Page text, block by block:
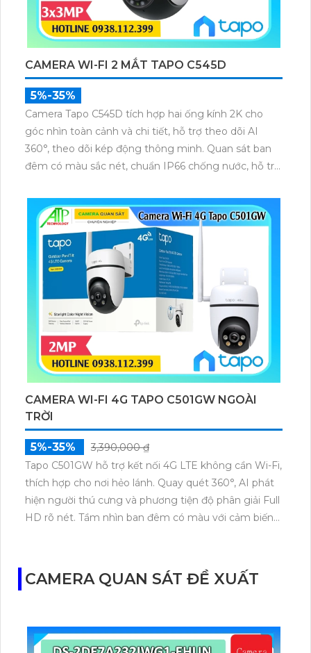
CAMERA WI-FI 2 MẮT TAPO C545D
5%-35%
Camera Tapo C545D tích hợp hai ống kính 2K cho
góc nhìn toàn cảnh và chi tiết, hỗ trợ theo dõi AI
360°, theo dõi kép động thông minh. Quan sát ban
đêm có màu sắc nét, chuẩn IP66 chống nước, hỗ trợ
Home và Alexa, đáp ứng linh hoạt nhiều vị trí lắp đặt.
CAMERA WI-FI 4G TAPO C501GW NGOÀI
TRỜI
5%-35%
3,390,000 ₫
Tapo C501GW hỗ trợ kết nối 4G LTE không cần Wi-Fi,
thích hợp cho nơi hẻo lánh. Quay quét 360°, AI phát
hiện người thú cưng và phương tiện độ phân giải Full
HD rõ nét. Tầm nhìn ban đêm có màu với cảm biến
CAMERA QUAN SÁT ĐỀ XUẤT